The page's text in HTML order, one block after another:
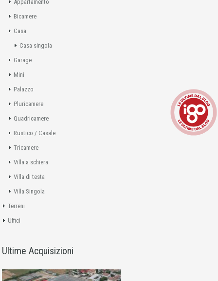
Appartamento
Bicamere
Casa
Casa singola
Garage
Mini
Palazzo
Pluricamere
Quadricamere
Rustico / Casale
Tricamere
Villa a schiera
Villa di testa
Villa Singola
Terreni
Uffici
Ultime Acquisizioni